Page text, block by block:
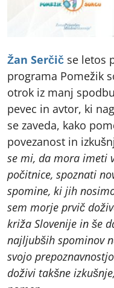
Žan Serčič se letos
programa Pomežik
otrok iz manj
pevec in avtor, ki
se zaveda, kako
povezanost in
se mi, da mora imeti
počitnice, spoznati
spomine, ki jih
sem morje prvič
križa Slovenije in še
najljubših spominov
svojo
doživi takšne